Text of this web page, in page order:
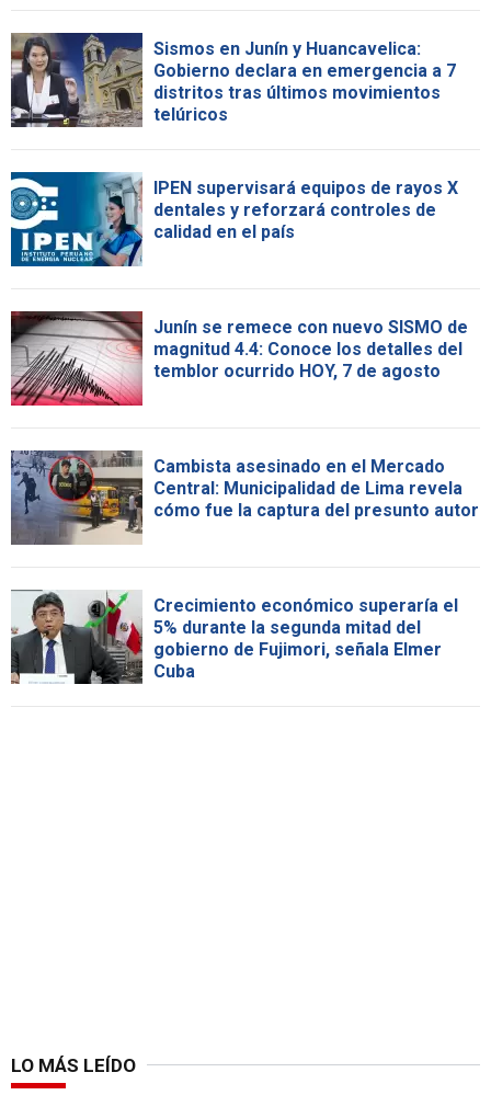
Sismos en Junín y Huancavelica:
Gobierno declara en emergencia a 7
distritos tras últimos movimientos
telúricos
IPEN supervisará equipos de rayos X
dentales y reforzará controles de
calidad en el país
Junín se remece con nuevo SISMO de
magnitud 4.4: Conoce los detalles del
temblor ocurrido HOY, 7 de agosto
Cambista asesinado en el Mercado
Central: Municipalidad de Lima revela
cómo fue la captura del presunto autor
Crecimiento económico superaría el
5% durante la segunda mitad del
gobierno de Fujimori, señala Elmer
Cuba
LO MÁS LEÍDO